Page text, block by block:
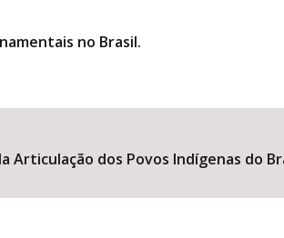
no Brasil.
Articulação dos Povos Indígenas do